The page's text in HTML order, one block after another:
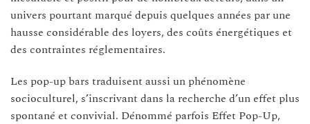
univers pourtant marqué depuis quelques années par une
hausse considérable des loyers, des coûts énergétiques et
des contraintes réglementaires.
Les pop-up bars traduisent aussi un phénomène
socioculturel, s’inscrivant dans la recherche d’un effet plus
spontané et convivial. Dénommé parfois Effet Pop-Up,